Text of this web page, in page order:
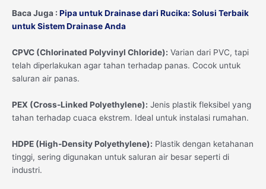
Baca Juga : Pipa untuk Drainase dari Rucika: Solusi Terbaik
untuk Sistem Drainase Anda
CPVC (Chlorinated Polyvinyl Chloride): Varian dari PVC, tapi
telah diperlakukan agar tahan terhadap panas. Cocok untuk
saluran air panas.
PEX (Cross-Linked Polyethylene): Jenis plastik fleksibel yang
tahan terhadap cuaca ekstrem. Ideal untuk instalasi rumahan.
HDPE (High-Density Polyethylene): Plastik dengan ketahanan
tinggi, sering digunakan untuk saluran air besar seperti di
industri.